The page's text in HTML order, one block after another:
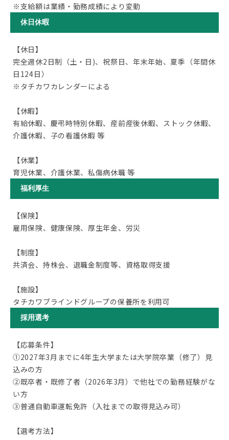
※支給額は業績・勤務成績により変動
休日休暇
【休日】
完全週休2日制（土・日)、祝祭日、年末年始、夏季（年間休
日124日）
※タチカワカレンダーによる
【休暇】
有給休暇、慶弔時特別休暇、産前産後休暇、ストック休暇、
介護休暇、子の看護休暇 等
【休業】
育児休業、介護休業、私傷病休職 等
福利厚生
【保険】
雇用保険、健康保険、厚生年金、労災
【制度】
共済会、持株会、退職金制度等、資格取得支援
【施設】
タチカワブラインドグループの保養所を利用可
採用選考
【応募条件】
①2027年3月までに4年生大学または大学院卒業（修了）見
込みの方
②既卒者・既修了者（2026年3月）で他社での勤務経験がな
い方
③普通自動車運転免許（入社までの取得見込み可）
【選考方法】